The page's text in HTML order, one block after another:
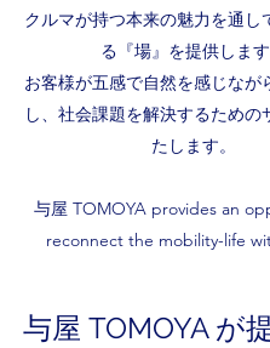
クルマが持つ本来の魅力を通し
る『場』を提供します
お客様が五感で自然を感じなが
し、社会課題を解決するための
たします。
与屋 TOMOYA provides an
reconnect the mobility-life
与屋 TOMOYA が